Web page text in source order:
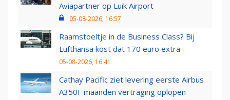
Aviapartner op Luik Airport
05-08-2026, 16:57
Raamstoeltje in de Business Class? Bij
Lufthansa kost dat 170 euro extra
05-08-2026, 16:41
Cathay Pacific ziet levering eerste Airbus
A350F maanden vertraging oplopen